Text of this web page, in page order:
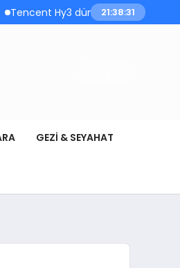
dünya genelinde kullanıma
21:38:33
GEZI & SEYAHAT